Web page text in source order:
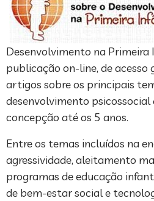
Desenvolvimento na Primeira
publicação on-line, de acesso
artigos sobre os principais
desenvolvimento psicossocial
concepção até os 5 anos.
Entre os temas incluídos na
agressividade, aleitamento
programas de educação
de bem-estar social e